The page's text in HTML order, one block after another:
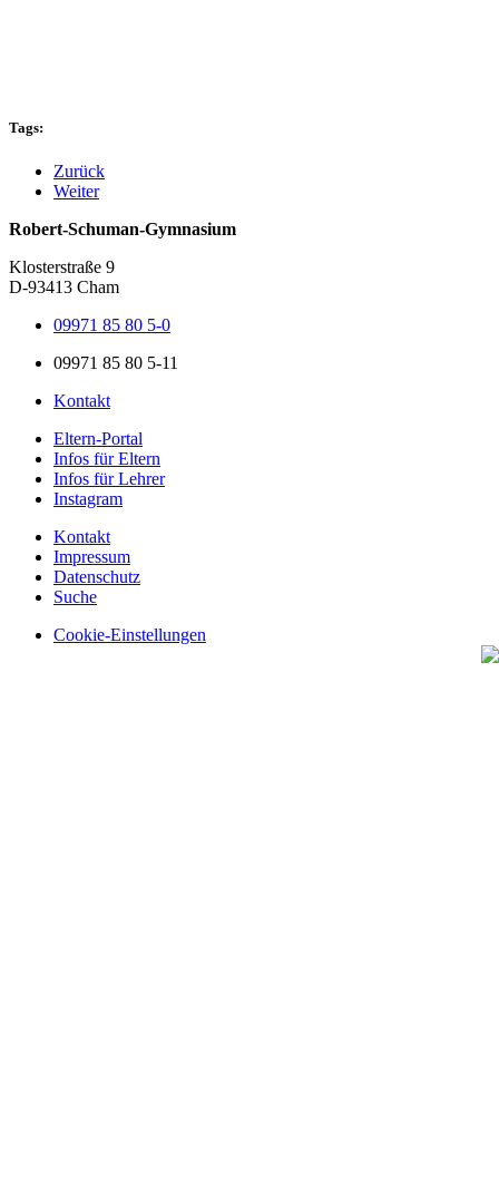
Tags:
Zurück
Weiter
Robert-Schuman-Gymnasium
Klosterstraße 9
D-93413 Cham
09971 85 80 5-0
09971 85 80 5-11
Kontakt
Eltern-Portal
Infos für Eltern
Infos für Lehrer
Instagram
Kontakt
Impressum
Datenschutz
Suche
Cookie-Einstellungen